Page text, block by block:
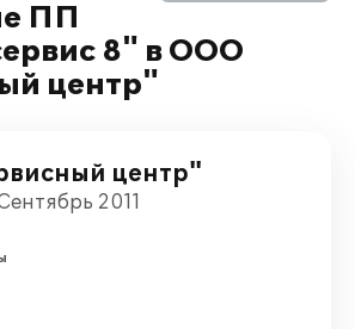
ПП
8" в ООО
центр"
центр"
2011